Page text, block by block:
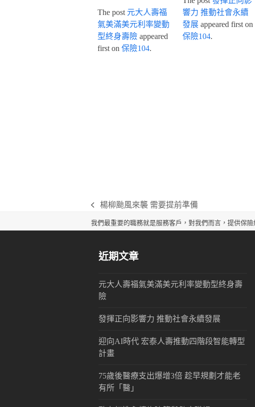
The post 元大人壽福
氣美滿美元利率變動
型終身壽險appeared
first on 保險104.
響力 推動社會永續
發展appeared first on
保險104.
previous
post:
楊柳颱風來襲 需要提前準備
我們最重要的職務就是服務客戶，對我們而言，提供保
近期文章
元大人壽福氣美滿美元利率變動型終身壽
險
發揮正向影響力 推動社會永續發展
迎向AI時代 宏泰人壽推動四階段智能轉型
計畫
75歲後醫療支出爆增3倍 趁早規劃才能老
有所「醫」